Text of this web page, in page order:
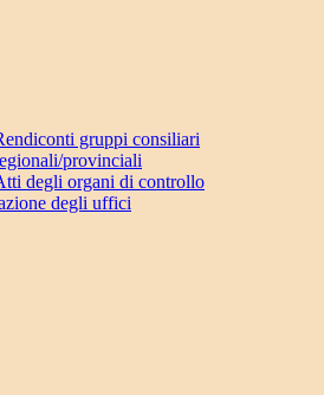
gruppi consiliari
provinciali
degli organi di controllo
degli uffici